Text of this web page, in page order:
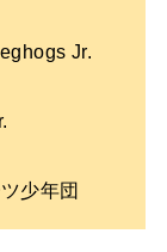
Jr.
少年団